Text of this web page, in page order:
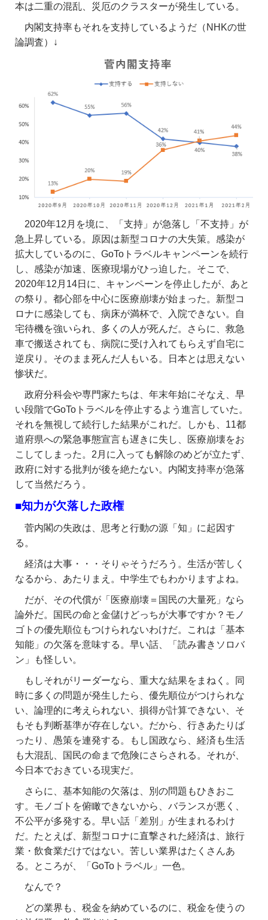
本は二重の混乱、災厄のクラスターが発生している。
内閣支持率もそれを支持しているようだ（NHKの世
論調査）↓
2020年12月を境に、「支持」が急落し「不支持」が
急上昇している。原因は新型コロナの大失策。感染が
拡大しているのに、GoToトラベルキャンペーンを続行
し、感染が加速、医療現場がひっ迫した。そこで、
2020年12月14日に、キャンペーンを停止したが、あと
の祭り。都心部を中心に医療崩壊が始まった。新型コ
ロナに感染しても、病床が満杯で、入院できない。自
宅待機を強いられ、多くの人が死んだ。さらに、救急
車で搬送されても、病院に受け入れてもらえず自宅に
逆戻り。そのまま死んだ人もいる。日本とは思えない
惨状だ。
政府分科会や専門家たちは、年末年始にそなえ、早
い段階でGoToトラベルを停止するよう進言していた。
それを無視して続行した結果がこれだ。しかも、11都
道府県への緊急事態宣言も遅きに失し、医療崩壊をお
こしてしまった。2月に入っても解除のめどが立たず、
政府に対する批判が後を絶たない。内閣支持率が急落
して当然だろう。
■知力が欠落した政権
菅内閣の失政は、思考と行動の源「知」に起因す
る。
経済は大事・・・そりゃそうだろう。生活が苦しく
なるから、あたりまえ。中学生でもわかりますよね。
だが、その代償が「医療崩壊＝国民の大量死」なら
論外だ。国民の命と金儲けどっちが大事ですか？モノ
ゴトの優先順位もつけられないわけだ。これは「基本
知能」の欠落を意味する。早い話、「読み書きソロバ
ン」も怪しい。
もしそれがリーダーなら、重大な結果をまねく。同
時に多くの問題が発生したら、優先順位がつけられな
い、論理的に考えられない、損得が計算できない、そ
もそも判断基準が存在しない。だから、行きあたりば
ったり、愚策を連発する。もし国政なら、経済も生活
も大混乱、国民の命まで危険にさらされる。それが、
今日本でおきている現実だ。
さらに、基本知能の欠落は、別の問題もひきおこ
す。モノゴトを俯瞰できないから、バランスが悪く、
不公平が多発する。早い話「差別」が生まれるわけ
だ。たとえば、新型コロナに直撃された経済は、旅行
業・飲食業だけではない。苦しい業界はたくさんあ
る。ところが、「GoToトラベル」一色。
なんで？
どの業界も、税金を納めているのに、税金を使うの